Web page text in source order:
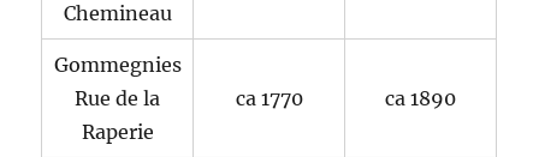
Chemineau
Gommegnies
Rue de la
Raperie
ca 1770 ca 1890